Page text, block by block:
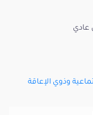
عادي
وذوي الإعاقة